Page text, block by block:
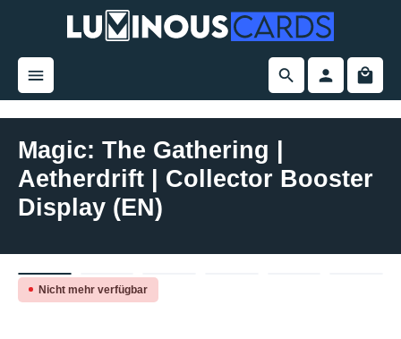
springen
Magic: The Gathering |
Aetherdrift | Collector Booster
Display (EN)
Nicht mehr verfügbar